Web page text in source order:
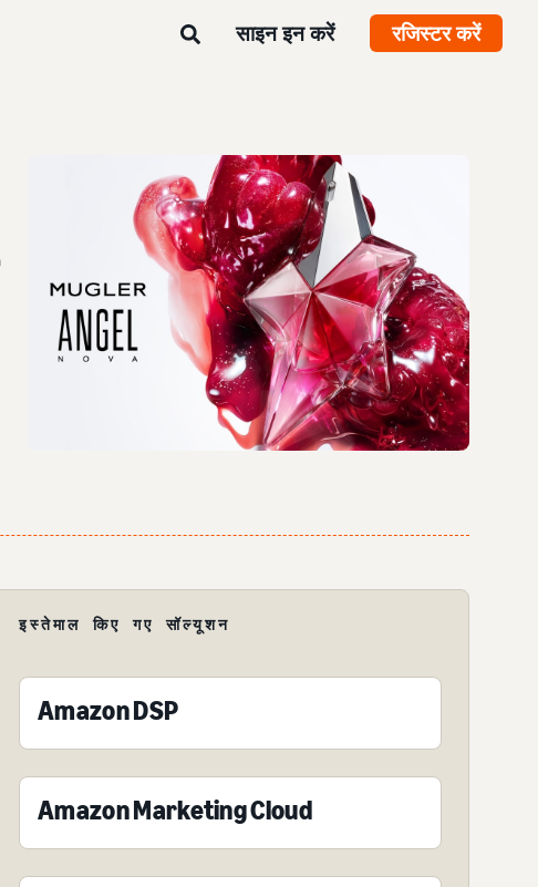
साइन इन करें रजिस्टर करें
इस्तेमाल किए गए सॉल्यूशन
Amazon DSP
Amazon Marketing Cloud